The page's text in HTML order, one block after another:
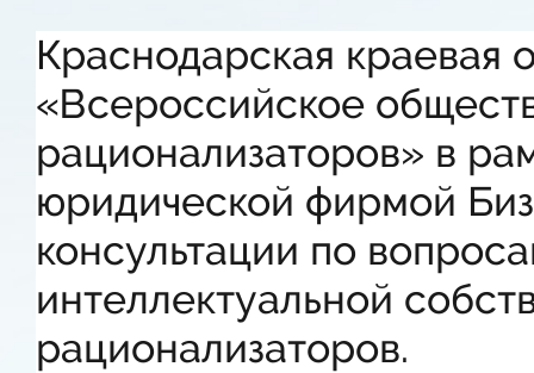
Краснодарская краевая
«Всероссийское
рационализаторов» в
юридической фирмой
консультации по
интеллектуальной
рационализаторов.